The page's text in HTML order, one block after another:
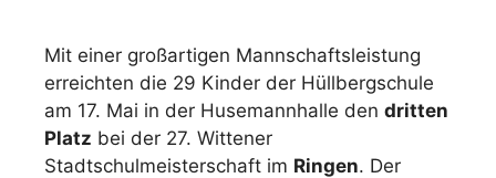
Mit einer großartigen Mannschaftsleistung
erreichten die 29 Kinder der Hüllbergschule
am 17. Mai in der Husemannhalle den dritten
Platz bei der 27. Wittener
Stadtschulmeisterschaft im Ringen. Der